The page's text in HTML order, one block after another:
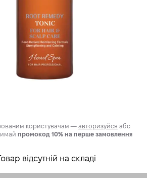
користувачам — авторизуйся або
промокод 10% на перше замовлення
відсутній на складі